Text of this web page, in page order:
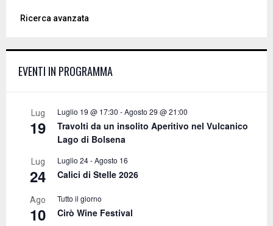
r
o
Ricerca avanzata
EVENTI IN PROGRAMMA
Lug
19
Luglio 19 @ 17:30 -Agosto 29 @ 21:00
Travolti da un insolito Aperitivo nel Vulcanico
Lago di Bolsena
Lug
24
Luglio 24-Agosto 16
Calici di Stelle 2026
Ago
10
Tutto il giorno
Cirò Wine Festival